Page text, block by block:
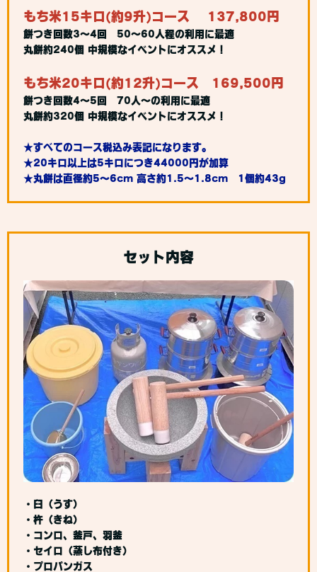
もち米15キロ(約9升)コース 137,800円
餅つき回数3～4回 50～60人程の利用に最適
丸餅約240個 中規模なイベントにオススメ！
もち米20キロ(約12升)コース 169,500円
餅つき回数4～5回 70人～の利用に最適
丸餅約320個 中規模なイベントにオススメ！
★すべてのコース税込み表記になります。
★20キロ以上は5キロにつき44000円が加算
★丸餅は直径約5～6cm 高さ約1.5～1.8cm 1個約43g
セット内容
・臼（うす）
・杵（きね）
・コンロ、釜戸、羽釜
・セイロ（蒸し布付き）
・プロパンガス